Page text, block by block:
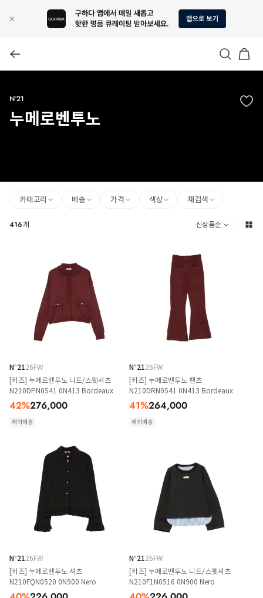
N°21
누메로벤투노
카테고리 배송 가격 색상 재검색
416개 신상품순
N°2126FW
[키즈] 누메로벤투노 니트/스웻셔츠
N210DPN0541 0N413 Bordeaux
42%276,000
해외배송
N°2126FW
[키즈] 누메로벤투노 팬츠
N210DRN0541 0N413 Bordeaux
41%264,000
해외배송
N°2126FW
[키즈] 누메로벤투노 셔츠
N210FQN0520 0N900 Nero
N°2126FW
[키즈] 누메로벤투노 니트/스웻셔츠
N210F1N0516 0N900 Nero